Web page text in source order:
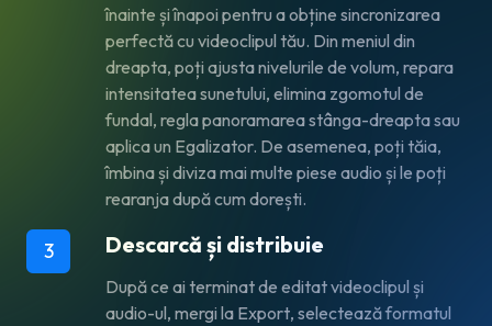
înainte și înapoi pentru a obține sincronizarea
perfectă cu videoclipul tău. Din meniul din
dreapta, poți ajusta nivelurile de volum, repara
intensitatea sunetului, elimina zgomotul de
fundal, regla panoramarea stânga-dreapta sau
aplica un Egalizator. De asemenea, poți tăia,
îmbina și diviza mai multe piese audio și le poți
rearanja după cum dorești.
3 Descarcă și distribuie
După ce ai terminat de editat videoclipul și
audio-ul, mergi la Export, selectează formatul